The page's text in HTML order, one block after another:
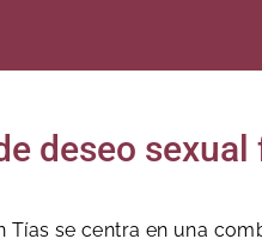
deseo
se centra en una